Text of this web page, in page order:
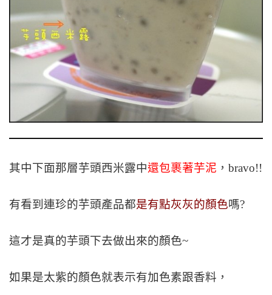
其中下面那層芋頭西米露中還包裹著芋泥 ，bravo!!
有看到連珍的芋頭產品都是有點灰灰的顏色嗎?
這才是真的芋頭下去做出來的顏色~
如果是太紫的顏色就表示有加色素跟香料，